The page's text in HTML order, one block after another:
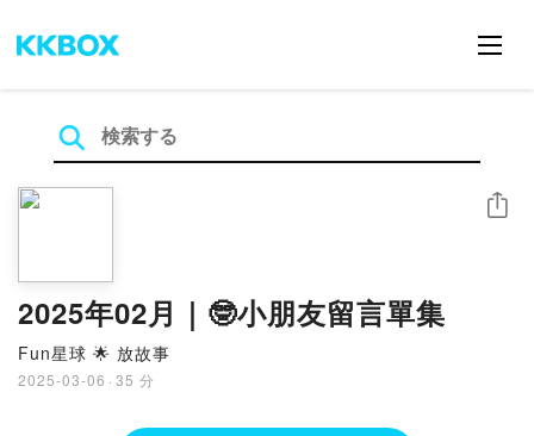
2025年02月｜🤓小朋友留言單集
Fun星球 🌟 放故事
2025-03-06 · 35 分
シェア